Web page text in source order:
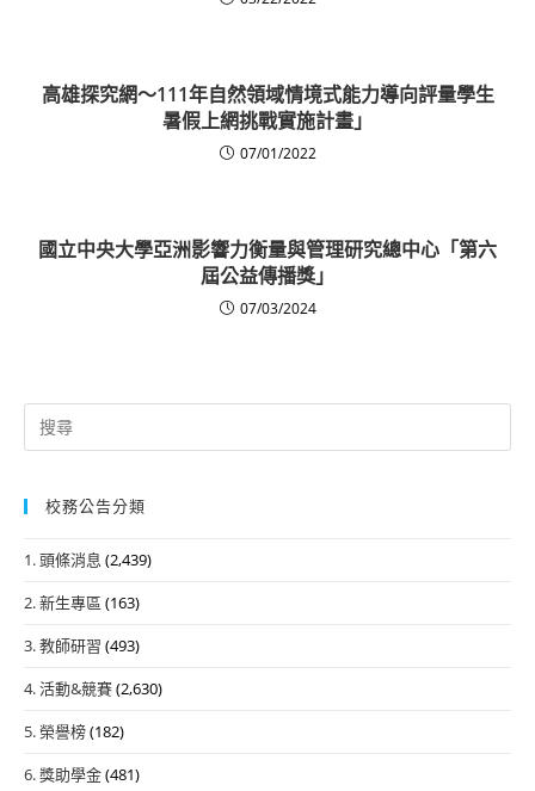
高雄探究網～111年自然領域情境式能力導向評量學生
暑假上網挑戰實施計畫」
07/01/2022
國立中央大學亞洲影響力衡量與管理研究總中心「第六
屆公益傳播獎」
07/03/2024
Search
for:
校務公告分類
1. 頭條消息 (2,439)
2. 新生專區 (163)
3. 教師研習 (493)
4. 活動&競賽(2,630)
5. 榮譽榜(182)
6. 獎助學金(481)